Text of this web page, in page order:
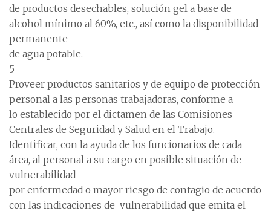
de productos desechables, solución gel a base de
alcohol mínimo al 60%, etc., así como la disponibilidad
permanente
de agua potable.
5
Proveer productos sanitarios y de equipo de protección
personal a las personas trabajadoras, conforme a
lo establecido por el dictamen de las Comisiones
Centrales de Seguridad y Salud en el Trabajo.
Identificar, con la ayuda de los funcionarios de cada
área, al personal a su cargo en posible situación de
vulnerabilidad
por enfermedad o mayor riesgo de contagio de acuerdo
con las indicaciones de vulnerabilidad que emita el